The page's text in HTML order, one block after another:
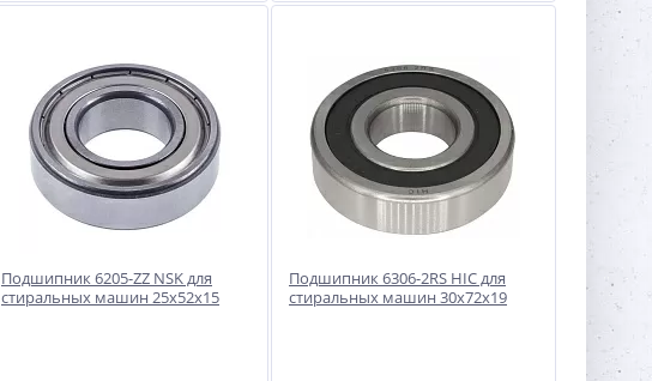
Подшипник 6205-ZZ NSK для
стиральных машин 25x52x15
Подшипник 6306-2RS HIC для
стиральных машин 30x72x19